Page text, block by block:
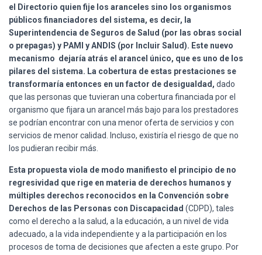
el Directorio quien fije los aranceles sino los organismos
públicos financiadores del sistema, es decir, la
Superintendencia de Seguros de Salud (por las obras social
o prepagas) y PAMI y ANDIS (por Incluir Salud). Este nuevo
mecanismo dejaría atrás el arancel único, que es uno de los
pilares del sistema. La cobertura de estas prestaciones se
transformaría entonces en un factor de desigualdad, dado
que las personas que tuvieran una cobertura financiada por el
organismo que fijara un arancel más bajo para los prestadores
se podrían encontrar con una menor oferta de servicios y con
servicios de menor calidad. Incluso, existiría el riesgo de que no
los pudieran recibir más.
Esta propuesta viola de modo manifiesto el principio de no
regresividad que rige en materia de derechos humanos y
múltiples derechos reconocidos en la Convención sobre
Derechos de las Personas con Discapacidad (CDPD), tales
como el derecho a la salud, a la educación, a un nivel de vida
adecuado, a la vida independiente y a la participación en los
procesos de toma de decisiones que afecten a este grupo. Por